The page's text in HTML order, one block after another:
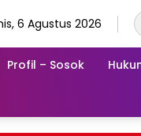
6 Agustus 2026
Profil – Sosok